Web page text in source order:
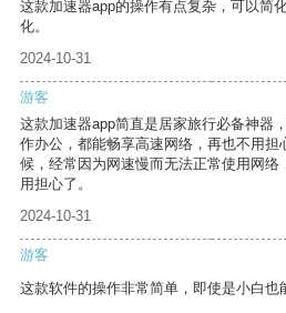
这款加速器app的操作有点复杂，可以简
化。
2024-10-31
游客
这款加速器app简直是居家旅行必备神器
作办公，都能畅享高速网络，再也不用
候，经常因为网速慢而无法正常使用网络
用担心了。
2024-10-31
游客
这款软件的操作非常简单，即使是小白也